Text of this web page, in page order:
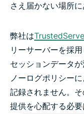
さえ届かない場所に
弊社は
リーサーバーを採
セッションデータ
ノーログポリシー
記録されません。
提供を心配する必要